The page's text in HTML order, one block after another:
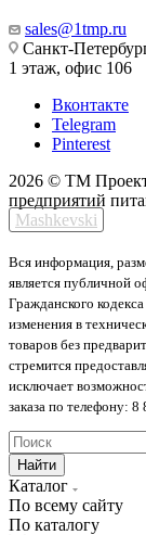
sales@1tmp.ru
Санкт-
1 этаж, офис 106
Вконтакте
Telegram
Pinterest
2026 © ТМ
предприятий
Mashkevski
Вся информация,
является публичной
Гражданского
изменения в
товаров без
стремится
исключает
заказа по телефону: 8
Найти
Каталог
По всему сайту
По каталогу